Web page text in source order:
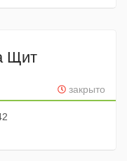
Щит
закрыто